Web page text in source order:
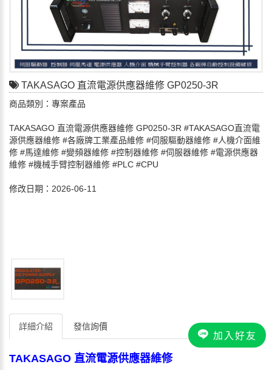
加入好友
TAKASAGO 直流電源供應器維修 GP0250-3R
商品類別：專案產品
TAKASAGO 直流電源供應器維修 GP0250-3R #TAKASAGO直流電
源供應器維修 #各廠牌工業產品維修 #伺服驅動器維修 #人機介面維
修 #馬達維修 #變頻器維修 #控制器維修 #伺服器維修 #電源供應器
維修 #機械手臂控制器維修 #PLC #CPU
修改日期：2026-06-11
詳細介紹 發信詢價
TAKASAGO 直流電源供應器維修